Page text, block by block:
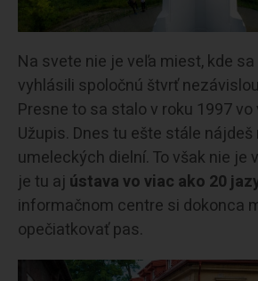
Na svete nie je veľa miest, kde
vyhlásili spoločnú štvrť
Presne to sa stalo v roku 1997
Užupis. Dnes tu ešte stále
umeleckých dielní. To však nie je
je tu aj ústava vo viac ako 20
informačnom centre si dokonca
opečiatkovať pas.